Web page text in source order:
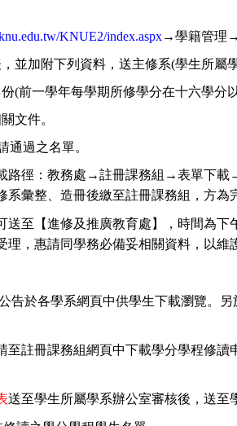
KNUE2/index.aspx→學籍管理→
並加附下列資料，送主修系(學生所屬
(前一學年每學期所修學分在十六學分
文件。
通過之名單。
路徑：教務處→註冊課務組→表單下
系彙整、造冊後繳至註冊課務組，方為
至【進修及推廣教育處】，時間為
，惠請同學務必備妥相關資料，以維
告於各學系網頁中供學生下載瀏覽。
至註冊課務組網頁中下載學分學程修
送至學生所屬學系辦公室審核後，送至